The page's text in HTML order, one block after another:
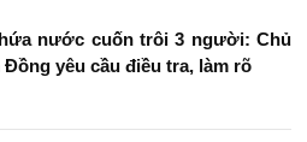
nước cuốn trôi 3 người: Chủ
Đồng yêu cầu điều tra, làm rõ